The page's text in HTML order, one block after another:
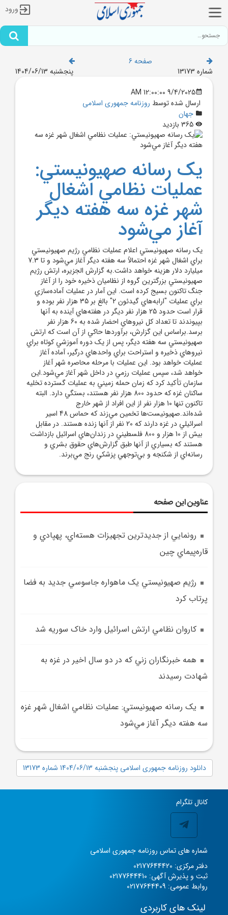
ورود
صفحه 6
شماره 13173
پنجشنبه 1404/06/13
9/4/2025 12:00:00 AM
ارسال شده توسط روزنامه جمهوری اسلامی
جهان
يک رسانه صهيونيستي:
عمليات نظامي اشغال
شهر غزه سه هفته ديگر
آغاز مي‌شود
يک رسانه صهيونيستي اعلام عمليات نظامي رژيم صهيونيستي
براي اشغال شهر غزه احتمالاً سه هفته ديگر آغاز مي‌شود و تا 7.3
ميليارد دلار هزينه خواهد داشت.به گزارش الجزيره، ارتش رژيم
صهيونيستي بزرگترين گروه از نظاميان ذخيره خود را از آغاز
جنگ تاکنون بسيج کرده است. اين آمار در عمليات آماده‌سازي
براي عمليات "ارابه‌هاي گيدئون 2" بالغ بر 35 هزار نفر بوده و
قرار است حدود 25 هزار نفر ديگر در هفته‌هاي آينده به آنها
بپيوندند تا تعداد کل نيروهاي احضار شده به 60 هزار نفر
برسد.براساس اين گزارش، برآوردها حاکي از آن است که ارتش
صهيونيستي سه هفته ديگر، پس از يک دوره آموزشي کوتاه براي
نيروهاي ذخيره و استراحت براي واحدهاي درگير، آماده آغاز
عمليات خواهد بود. اين عمليات با مرحله محاصره شهر آغاز
خواهد شد، سپس عمليات رزمي در داخل شهر آغاز مي‌شود.اين
سازمان تأکيد کرد که زمان حمله زميني به عمليات گسترده تخليه
ساکنان غزه که حدود 800 هزار نفر هستند، بستگي دارد. البته
تاکنون تنها 10 هزار نفر از اين افراد از شهر خارج
شده‌اند.صهيونيست‌ها تخمين مي‌زند که حماس 48 اسير
اسرائيلي در غزه دارند که 20 نفر از آنها زنده هستند. در مقابل
بيش از 10 هزار و 800 فلسطيني در زندان‌هاي اسرائيل بازداشت
هستند که بسياري از آنها طبق گزارش‌هاي حقوق بشري و
رسانه‌اي از شکنجه و بي‌توجهي پزشکي رنج مي‌برند.
عناوین این صفحه
رونمايي از جديدترين تجهيزات هسته‌اي، پهپادي و
قاره‌پيماي چين
رژيم صهيونيستي يک ماهواره جاسوسي جديد به فضا
پرتاب کرد
کاروان نظامي ارتش اسرائيل وارد خاک سوريه شد
همه خبرنگاران زني که در دو سال اخير در غزه به
شهادت رسيدند
يک رسانه صهيونيستي: عمليات نظامي اشغال شهر غزه
سه هفته ديگر آغاز مي‌شود
دانلود روزنامه جمهوری اسلامی پنجشنبه 1404/06/13 شماره 13173
کانال تلگرام
شماره های تماس روزنامه جمهوری اسلامی
دفتر مرکزی: 02177644420
ثبت و پذیرش آگهی: 02177644410
روابط عمومی: 02177644409
لینک های کاربردی